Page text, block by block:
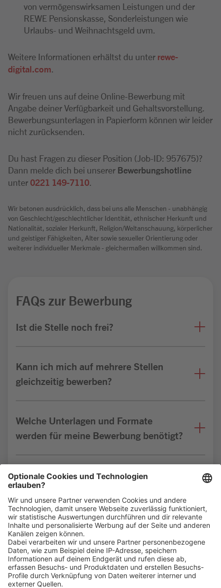
von vermögenswirksamen Leistungen und der
REWE Pensionskasse, Sonderleistungen wie
Urlaubs- und Weihnachtsgeld uvm.
Weitere Informationen erhältst du unter rewe-
digital.com
Wir freuen uns auf deine Online-Bewerbung mit
Angabe deiner Verfügbarkeit und Gehaltsvorstellung.
Bewerbungsunterlagen in Papierform können wir leider
nicht zurücksenden.
Du hast Fragen zu dieser Position (Job-ID: 957675)?
Dann melde dich bei unserer Bewerbungshotline
unter0221 149-7110
Wir betonen ausdrücklich, dass bei uns alle Menschen - unabhängig
von Geschlecht/geschlechtlicher Identität, ethnischer Herkunft und
Nationalität, sozialer Herkunft, Religion/Weltanschauung, körperlicher
und geistiger Fähigkeiten, Alter sowie sexueller Orientierung oder
weiterer individueller Merkmale - gleichermaßen willkommen sind.
FAQs zur Bewerbung
Ist die Stelle noch frei?
Kann ich mich auf mehrere Stellen
gleichzeitig bewerben?
Welche Unterlagen und Formate
werden für meine Bewerbung benötigt?
Bin ich für die Stelle geeignet?